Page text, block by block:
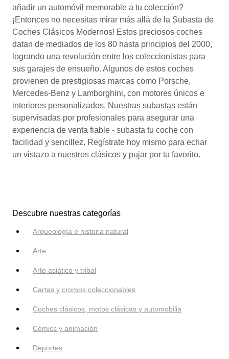
añadir un automóvil memorable a tu colección?
¡Entonces no necesitas mirar más allá de la Subasta de
Coches Clásicos Modernos! Estos preciosos coches
datan de mediados de los 80 hasta principios del 2000,
logrando una revolución entre los coleccionistas para
sus garajes de ensueño. Algunos de estos coches
provienen de prestigiosas marcas como Porsche,
Mercedes-Benz y Lamborghini, con motores únicos e
interiores personalizados. Nuestras subastas están
supervisadas por profesionales para asegurar una
experiencia de venta fiable - subasta tu coche con
facilidad y sencillez. Regístrate hoy mismo para echar
un vistazo a nuestros clásicos y pujar por tu favorito.
Descubre nuestras categorías
Arqueología e historia natural
Arte
Arte asiático y tribal
Cartas y cromos coleccionables
Coches clásicos, motos clásicas y automobilia
Cómics y animación
Deportes